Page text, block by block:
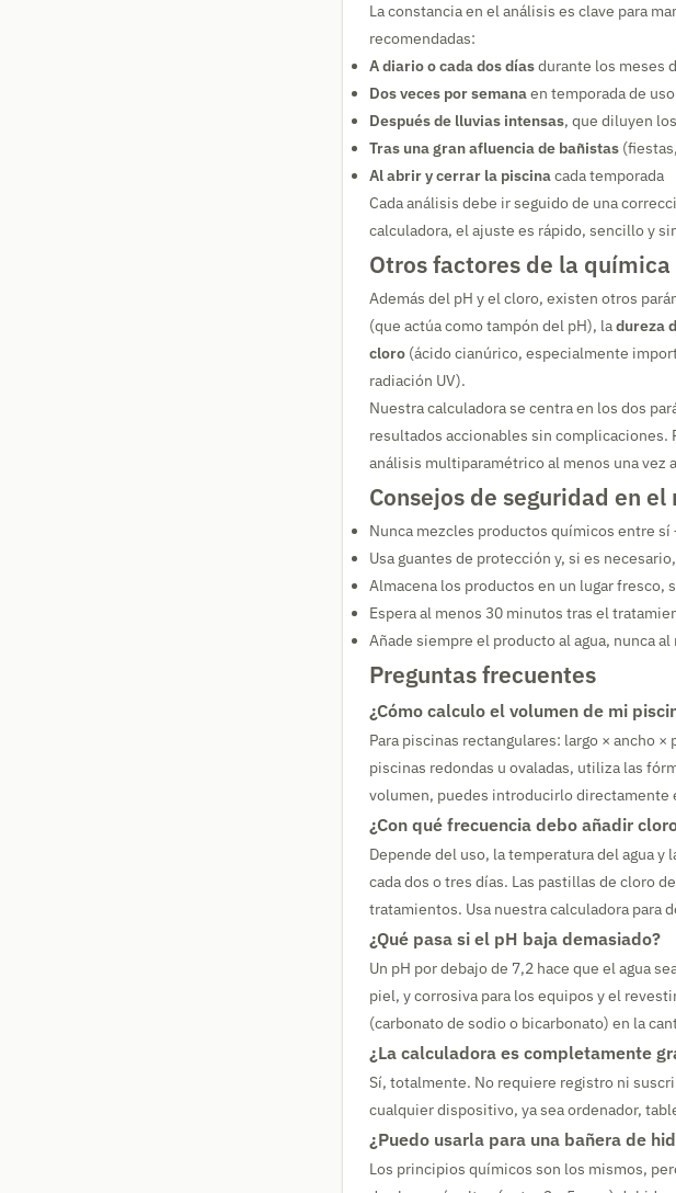
La constancia en el análisis es clave para
recomendadas:
A diario o cada dos díasdurante los meses
Dos veces por semanaen temporada de
Después de lluvias intensas, que diluyen
Tras una gran afluencia de bañistas
Al abrir y cerrar la piscinacada temporada
Cada análisis debe ir seguido de una
calculadora, el ajuste es rápido, sencillo y
Otros factores de la química
Además del pH y el cloro, existen otros
(que actúa como tampón del pH), ladureza
cloro (ácido cianúrico, especialmente
radiación UV).
Nuestra calculadora se centra en los dos
resultados accionables sin
análisis multiparamétrico al menos una vez
Consejos de seguridad en
Nunca mezcles productos químicos entre sí
Usa guantes de protección y, si es
Almacena los productos en un lugar fresco,
Espera al menos 30 minutos tras el
Añade siempre el producto al agua, nunca al
Preguntas frecuentes
¿Cómo calculo el volumen de mi
Para piscinas rectangulares: largo × ancho
piscinas redondas u ovaladas, utiliza las
volumen, puedes introducirlo directamente
¿Con qué frecuencia debo añadir
Depende del uso, la temperatura del agua
cada dos o tres días. Las pastillas de cloro
tratamientos. Usa nuestra calculadora para
¿Qué pasa si el pH baja demasiado?
Un pH por debajo de 7,2 hace que el agua
piel, y corrosiva para los equipos y el
(carbonato de sodio o bicarbonato) en la
¿La calculadora es completamente
Sí, totalmente. No requiere registro ni
cualquier dispositivo, ya sea ordenador,
¿Puedo usarla para una bañera de
Los principios químicos son los mismos,